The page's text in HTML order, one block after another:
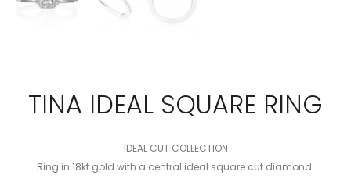
TINA IDEAL SQUARE RING
IDEAL CUT COLLECTION
Ring in 18kt gold with a central ideal square cut diamond.